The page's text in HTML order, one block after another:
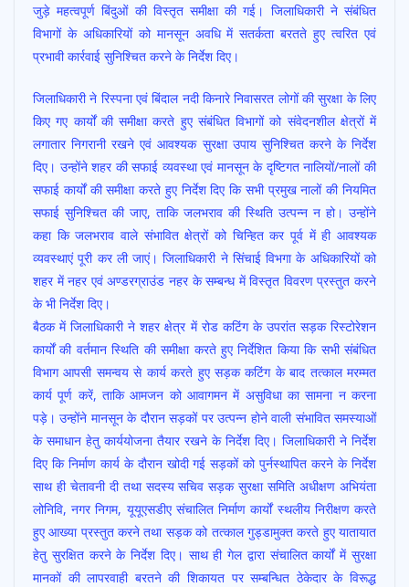
जुड़े महत्वपूर्ण बिंदुओं की विस्तृत समीक्षा की गई। जिलाधिकारी ने संबंधित
विभागों के अधिकारियों को मानसून अवधि में सतर्कता बरतते हुए त्वरित एवं
प्रभावी कार्रवाई सुनिश्चित करने के निर्देश दिए।
जिलाधिकारी ने रिस्पना एवं बिंदाल नदी किनारे निवासरत लोगों की सुरक्षा के लिए
किए गए कार्यों की समीक्षा करते हुए संबंधित विभागों को संवेदनशील क्षेत्रों में
लगातार निगरानी रखने एवं आवश्यक सुरक्षा उपाय सुनिश्चित करने के निर्देश
दिए। उन्होंने शहर की सफाई व्यवस्था एवं मानसून के दृष्टिगत नालियों/नालों की
सफाई कार्यों की समीक्षा करते हुए निर्देश दिए कि सभी प्रमुख नालों की नियमित
सफाई सुनिश्चित की जाए, ताकि जलभराव की स्थिति उत्पन्न न हो। उन्होंने
कहा कि जलभराव वाले संभावित क्षेत्रों को चिन्हित कर पूर्व में ही आवश्यक
व्यवस्थाएं पूरी कर ली जाएं। जिलाधिकारी ने सिंचाई विभगा के अधिकारियों को
शहर में नहर एवं अण्डरग्राउंड नहर के सम्बन्ध में विस्तृत विवरण प्रस्तुत करने
के भी निर्देश दिए।
बैठक में जिलाधिकारी ने शहर क्षेत्र में रोड कटिंग के उपरांत सड़क रिस्टोरेशन
कार्यों की वर्तमान स्थिति की समीक्षा करते हुए निर्देशित किया कि सभी संबंधित
विभाग आपसी समन्वय से कार्य करते हुए सड़क कटिंग के बाद तत्काल मरम्मत
कार्य पूर्ण करें, ताकि आमजन को आवागमन में असुविधा का सामना न करना
पड़े। उन्होंने मानसून के दौरान सड़कों पर उत्पन्न होने वाली संभावित समस्याओं
के समाधान हेतु कार्ययोजना तैयार रखने के निर्देश दिए। जिलाधिकारी ने निर्देश
दिए कि निर्माण कार्य के दौरान खोदी गई सड़कों को पुर्नस्थापित करने के निर्देश
साथ ही चेतावनी दी तथा सदस्य सचिव सड़क सुरक्षा समिति अधीक्षण अभियंता
लोनिवि, नगर निगम, यूयूएसडीए संचालित निर्माण कार्यों स्थलीय निरीक्षण करते
हुए आख्या प्रस्तुत करने तथा सड़क को तत्काल गुड्डामुक्त करते हुए यातायात
हेतु सुरक्षित करने के निर्देश दिए। साथ ही गेल द्वारा संचालित कार्यों में सुरक्षा
मानकों की लापरवाही बरतने की शिकायत पर सम्बन्धित ठेकेदार के विरूद्ध